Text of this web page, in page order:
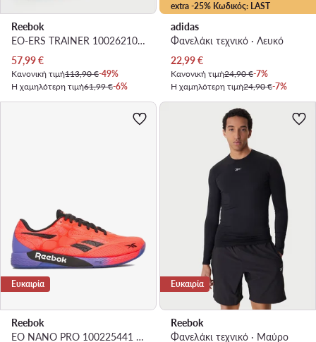
Reebok
EO-ERS TRAINER 100262101 · Παπούτσια για Γυμναστήριο
Τρέχουσα τιμή
57,99€
Κανονική τιμή113,90 €-49%
Η χαμηλότερη τιμή61,99 €-6%
extra -25% Κωδικός: LAST
adidas
Φανελάκι τεχνικό · Λευκό
Τρέχουσα τιμή
22,99€
Κανονική τιμή24,90 €-7%
Η χαμηλότερη τιμή24,90 €-7%
Ευκαιρία
Reebok
EO NANO PRO 100225441 · Παπούτσια για Γυμναστήριο
Ευκαιρία
Reebok
Φανελάκι τεχνικό · Μαύρο